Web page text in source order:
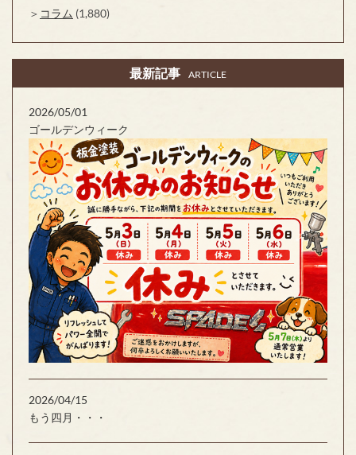
コラム (1,880)
最新記事 ARTICLE
2026/05/01
ゴールデンウィーク
2026/04/15
もう四月・・・